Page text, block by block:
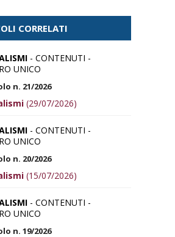
CORRELATI
- CONTENUTI -
UNICO
n. 21/2026
(29/07/2026)
- CONTENUTI -
UNICO
n. 20/2026
(15/07/2026)
- CONTENUTI -
UNICO
n. 19/2026